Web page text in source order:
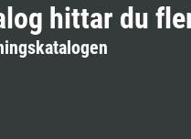
hittar du